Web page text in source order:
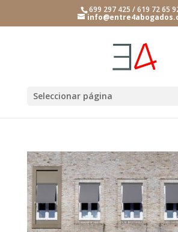
699 297 425 / 619 72 65
Seleccionar página